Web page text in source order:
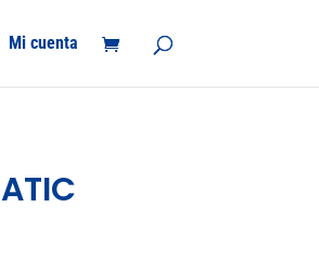
Mi cuenta